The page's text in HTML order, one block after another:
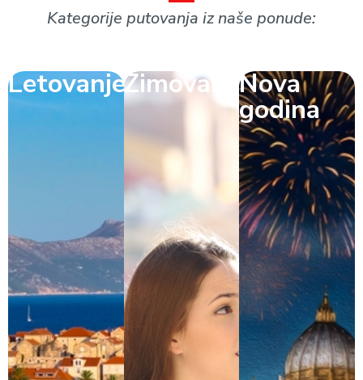
Kategorije putovanja iz naše ponude:
LetovanjeZimovanjeNova
godina